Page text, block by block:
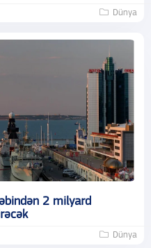
Dünya
2 milyard
Dünya